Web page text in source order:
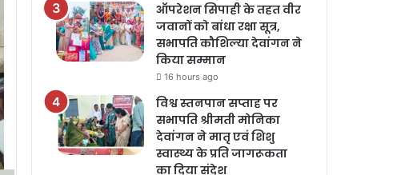
ऑपरेशन सिपाही के तहत वीर
जवानों को बांधा रक्षा सूत्र,
सभापति कौशिल्या देवांगन ने
किया सम्मान
16 hours ago
विश्व स्तनपान सप्ताह पर
सभापति श्रीमती मोनिका
देवांगन ने मातृ एवं शिशु
स्वास्थ्य के प्रति जागरूकता
का दिया संदेश